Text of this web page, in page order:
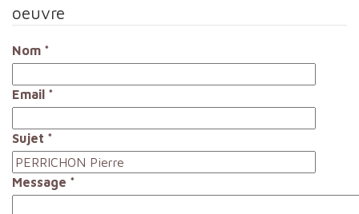
oeuvre
Nom *
Email *
Sujet *
Message *